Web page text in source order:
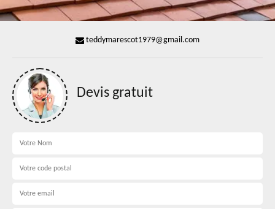
teddymarescot1979@gmail.com
Devis gratuit